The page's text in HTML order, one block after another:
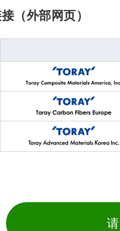
（外部网页）